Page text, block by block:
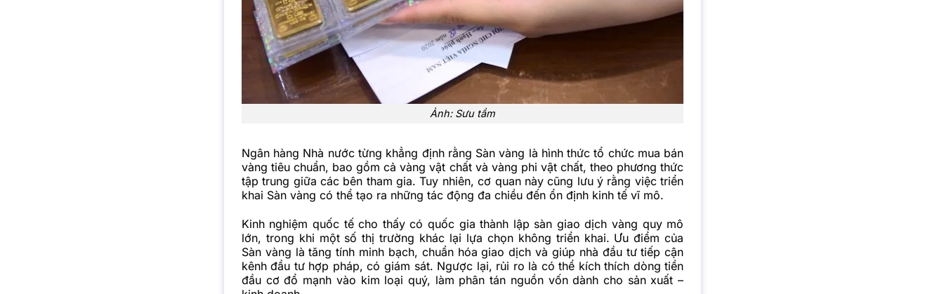
Ảnh: Sưu tầm
Ngân hàng Nhà nước từng khẳng định rằng Sàn vàng là hình thức tổ chức mua bán
vàng tiêu chuẩn, bao gồm cả vàng vật chất và vàng phi vật chất, theo phương thức
tập trung giữa các bên tham gia. Tuy nhiên, cơ quan này cũng lưu ý rằng việc triển
khai Sàn vàng có thể tạo ra những tác động đa chiều đến ổn định kinh tế vĩ mô.
Kinh nghiệm quốc tế cho thấy có quốc gia thành lập sàn giao dịch vàng quy mô
lớn, trong khi một số thị trường khác lại lựa chọn không triển khai. Ưu điểm của
Sàn vàng là tăng tính minh bạch, chuẩn hóa giao dịch và giúp nhà đầu tư tiếp cận
kênh đầu tư hợp pháp, có giám sát. Ngược lại, rủi ro là có thể kích thích dòng tiền
đầu cơ đổ mạnh vào kim loại quý, làm phân tán nguồn vốn dành cho sản xuất –